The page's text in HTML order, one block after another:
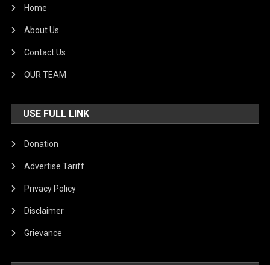
Home
About Us
Contact Us
OUR TEAM
USE FULL LINK
Donation
Advertise Tariff
Privacy Policy
Disclaimer
Grievance